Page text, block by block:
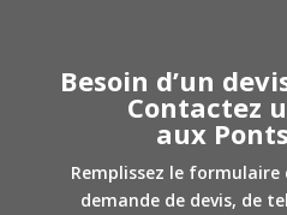
Besoin d’un
Contactez
aux
Remplissez le
demande de devis, de